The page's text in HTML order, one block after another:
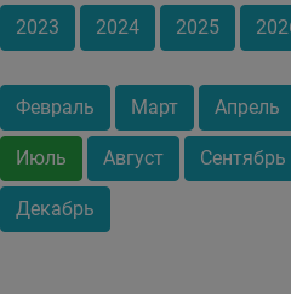
2023 2024 2025
Февраль Март Апрель
Июль Август Сентябрь
Декабрь